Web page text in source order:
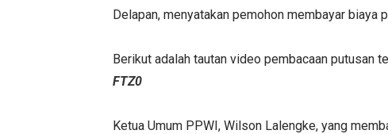
Delapan, menyatakan pemohon membayar biaya
Berikut adalah tautan video pembacaan putusan
FTZ0
Ketua Umum PPWI, Wilson Lalengke, yang